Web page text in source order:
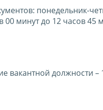
понедельник-
00 минут до 12 часов 45
вакантной должности –